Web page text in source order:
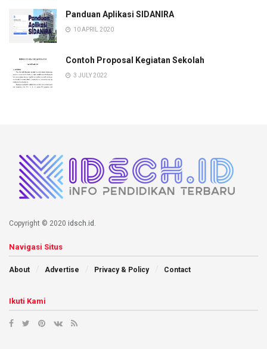
Panduan Aplikasi SIDANIRA
10 APRIL 2020
Contoh Proposal Kegiatan Sekolah
3 JULY 2022
Copyright © 2020 idsch.id .
Navigasi Situs
About Advertise Privacy & Policy Contact
Ikuti Kami